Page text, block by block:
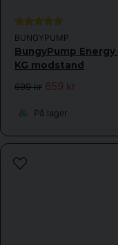
BUNGYPUMP
BungyPump Energy
KG modstand
699 kr 659 kr
På lager